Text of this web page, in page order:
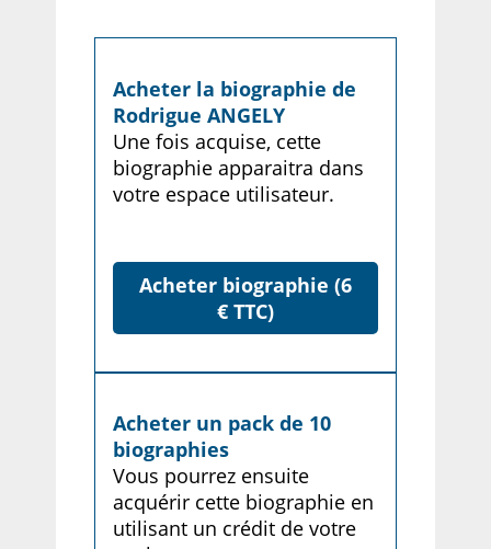
Acheter la biographie de
Rodrigue ANGELY
Une fois acquise, cette
biographie apparaitra dans
votre espace utilisateur.
Acheter biographie (6
€ TTC)
Acheter un pack de 10
biographies
Vous pourrez ensuite
acquérir cette biographie en
utilisant un crédit de votre